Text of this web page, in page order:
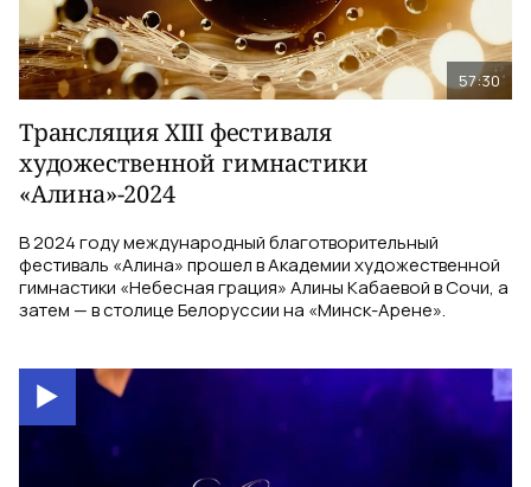
57:30
Трансляция XIII фестиваля
художественной гимнастики
«Алина»-2024
В 2024 году международный благотворительный
фестиваль «Алина» прошел в Академии художественной
гимнастики «Небесная грация» Алины Кабаевой в Сочи, а
затем — в столице Белоруссии на «Минск-Арене».